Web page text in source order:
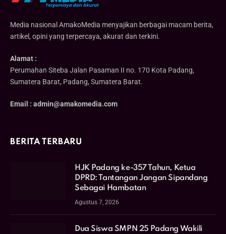
Media nasional AmakoMedia menyajikan berbagai macam berita,
artikel, opini yang terpercaya, akurat dan terkini.
Alamat :
Perumahan Siteba Jalan Pasaman II no. 170 Kota Padang,
Sumatera Barat, Padang, Sumatera Barat.
Email : admin@amakomedia.com
BERITA TERBARU
HJK Padang ke-357 Tahun, Ketua
DPRD: Tantangan Jangan Sipandang
Sebagai Hambatan
Agustus 7, 2026
Dua Siswa SMPN 25 Padang Wakili